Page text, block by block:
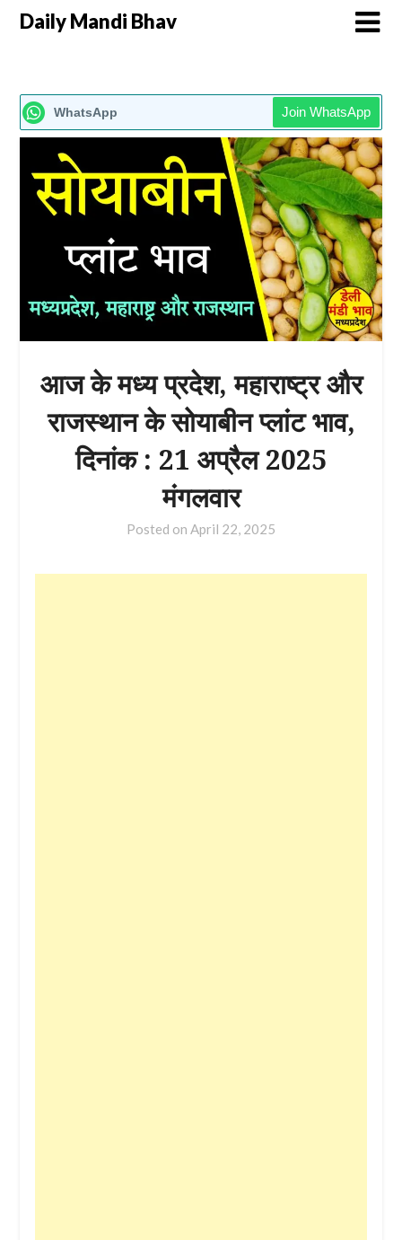
Daily Mandi Bhav
WhatsApp Join WhatsApp
आज के मध्य प्रदेश, महाराष्ट्र और
राजस्थान के सोयाबीन प्लांट भाव,
दिनांक : 21 अप्रैल 2025
मंगलवार
Posted on April 22, 2025